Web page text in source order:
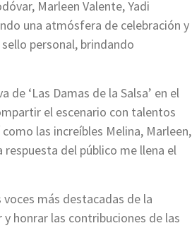
Marleen Valente, Yadi
una atmósfera de celebración y
personal, brindando
‘Las Damas de la Salsa’ en el
el escenario con talentos
las increíbles Melina, Marleen,
respuesta del público me llena el
más destacadas de la
honrar las contribuciones de las